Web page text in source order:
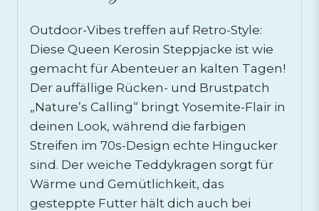
Outdoor-Vibes treffen auf Retro-Style:
Diese Queen Kerosin Steppjacke ist wie
gemacht für Abenteuer an kalten Tagen!
Der auffällige Rücken- und Brustpatch
„Nature’s Calling“ bringt Yosemite-Flair in
deinen Look, während die farbigen
Streifen im 70s-Design echte Hingucker
sind. Der weiche Teddykragen sorgt für
Wärme und Gemütlichkeit, das
gesteppte Futter hält dich auch bei